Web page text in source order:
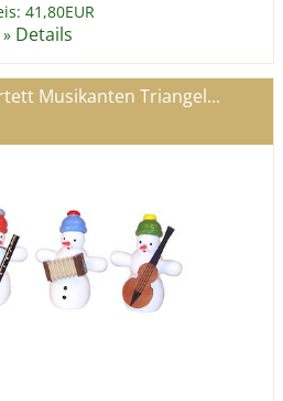
41,80EUR
» Details
Musikanten Triangel...